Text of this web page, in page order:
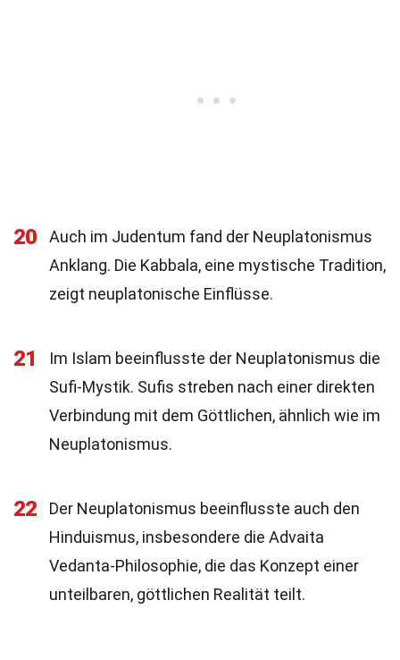
20
Auch im Judentum fand der Neuplatonismus
Anklang. Die Kabbala, eine mystische Tradition,
zeigt neuplatonische Einflüsse.
21
Im Islam beeinflusste der Neuplatonismus die
Sufi-Mystik. Sufis streben nach einer direkten
Verbindung mit dem Göttlichen, ähnlich wie im
Neuplatonismus.
22
Der Neuplatonismus beeinflusste auch den
Hinduismus, insbesondere die Advaita
Vedanta-Philosophie, die das Konzept einer
unteilbaren, göttlichen Realität teilt.